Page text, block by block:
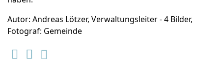
Autor: Andreas Lötzer, Verwaltungsleiter - 4 Bilder,
Fotograf: Gemeinde